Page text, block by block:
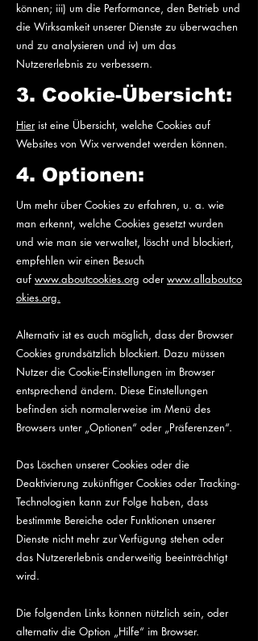
können; iii) um die Performance, den Betrieb und
die Wirksamkeit unserer Dienste zu überwachen
und zu analysieren und iv) um das
Nutzererlebnis zu verbessern.
3. Cookie-Übersicht:
Hierist eine Übersicht, welche Cookies auf
Websites von Wix verwendet werden können.
4. Optionen:
Um mehr über Cookies zu erfahren, u. a. wie
man erkennt, welche Cookies gesetzt wurden
und wie man sie verwaltet, löscht und blockiert,
empfehlen wir einen Besuch
auf www.aboutcookies.org oderwww.allaboutco
okies.org.
Alternativ ist es auch möglich, dass der Browser
Cookies grundsätzlich blockiert. Dazu müssen
Nutzer die Cookie-Einstellungen im Browser
entsprechend ändern. Diese Einstellungen
befinden sich normalerweise im Menü des
Browsers unter „Optionen“ oder „Präferenzen“.
Das Löschen unserer Cookies oder die
Deaktivierung zukünftiger Cookies oder Tracking-
Technologien kann zur Folge haben, dass
bestimmte Bereiche oder Funktionen unserer
Dienste nicht mehr zur Verfügung stehen oder
das Nutzererlebnis anderweitig beeinträchtigt
wird.
Die folgenden Links können nützlich sein, oder
alternativ die Option „Hilfe“ im Browser.